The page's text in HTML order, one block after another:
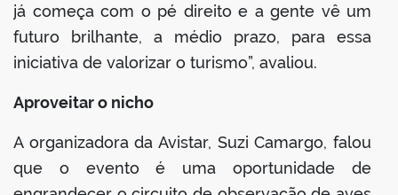
já começa com o pé direito e a gente vê um
futuro brilhante, a médio prazo, para essa
iniciativa de valorizar o turismo”, avaliou.
Aproveitar o nicho
A organizadora da Avistar, Suzi Camargo, falou
que o evento é uma oportunidade de